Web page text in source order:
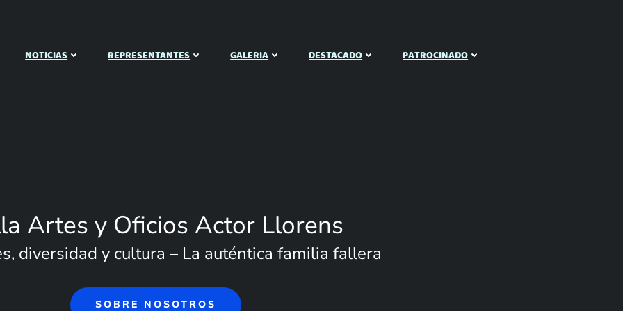
NOTICIAS REPRESENTANTES GALERIA DESTACADO PATROCINADO
Artes y Oficios Actor Llorens
diversidad y cultura – La auténtica familia fallera
SOBRE NOSOTROS